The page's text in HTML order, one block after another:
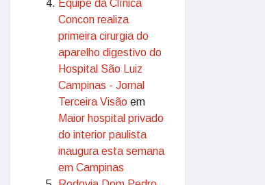
Equipe da Clínica
Concon realiza
primeira cirurgia do
aparelho digestivo do
Hospital São Luiz
Campinas - Jornal
Terceira Visão em
Maior hospital privado
do interior paulista
inaugura esta semana
em Campinas